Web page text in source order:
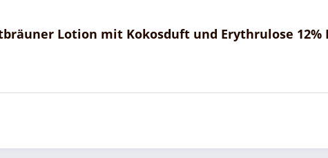
Lotion mit Kokosduft und Erythrulose 12%